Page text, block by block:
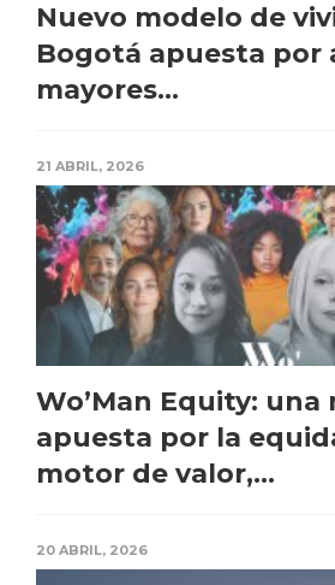
Nuevo modelo de
Bogotá apuesta por
mayores...
21 ABRIL, 2026
Wo’Man Equity: una
apuesta por la
motor de valor,...
20 ABRIL, 2026